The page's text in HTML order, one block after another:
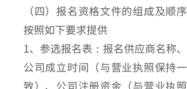
（四）报名资格文件的组成及顺序
按照如下要求提供
1、参选报名表：报名供应商名称、
公司成立时间（与营业执照保持一
致）、公司注册资金（与营业执照